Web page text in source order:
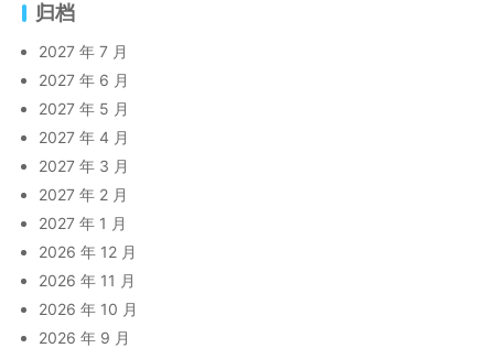
归档
2027 年 7 月
2027 年 6 月
2027 年 5 月
2027 年 4 月
2027 年 3 月
2027 年 2 月
2027 年 1 月
2026 年 12 月
2026 年 11 月
2026 年 10 月
2026 年 9 月